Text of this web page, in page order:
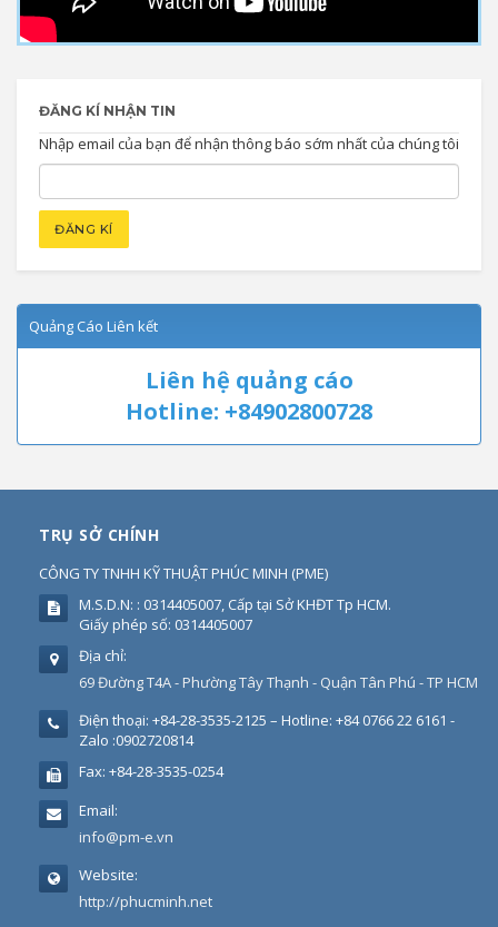
ĐĂNG KÍ NHẬN TIN
Nhập email của bạn để nhận thông báo sớm nhất của chúng tôi
Quảng Cáo Liên kết
Liên hệ quảng cáo
Hotline: +84902800728
TRỤ SỞ CHÍNH
CÔNG TY TNHH KỸ THUẬT PHÚC MINH (PME)
M.S.D.N: : 0314405007, Cấp tại Sở KHĐT Tp HCM.
Giấy phép số: 0314405007
Địa chỉ:
69 Đường T4A - Phường Tây Thạnh - Quận Tân Phú - TP HCM
Điện thoại: +84-28-3535-2125 – Hotline: +84 0766 22 6161 -
Zalo :0902720814
Fax: +84-28-3535-0254
Email:
info@pm-e.vn
Website:
http://phucminh.net